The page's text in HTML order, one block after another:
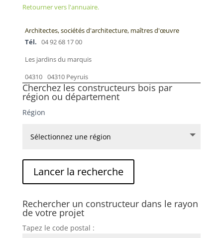
Retourner vers l'annuaire.
Architectes, sociétés d'architecture, maîtres d'œuvre
Tél. 04 92 68 17 00
Les jardins du marquis
04310 04310 Peyruis
Cherchez les constructeurs bois par
région ou département
Région
Rechercher un constructeur dans le rayon
de votre projet
Tapez le code postal :